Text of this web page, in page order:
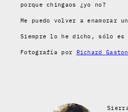
porque chingaos ¿yo no?
Me puedo volver a
Siempre lo he dicho, sólo es
Fotografía por Richard Gaston